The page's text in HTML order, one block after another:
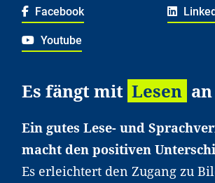
Facebook
Youtube
Es fängt mit Lesen an
Ein gutes Lese- und
macht den positiven
Es erleichtert den Zugang zu